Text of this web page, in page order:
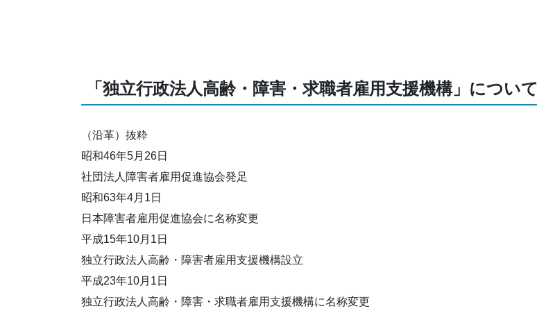
「独立行政法人高齢・障害・求職者雇用支援機構」について
（沿革）抜粋
昭和46年5月26日
社団法人障害者雇用促進協会発足
昭和63年4月1日
日本障害者雇用促進協会に名称変更
平成15年10月1日
独立行政法人高齢・障害者雇用支援機構設立
平成23年10月1日
独立行政法人高齢・障害・求職者雇用支援機構に名称変更